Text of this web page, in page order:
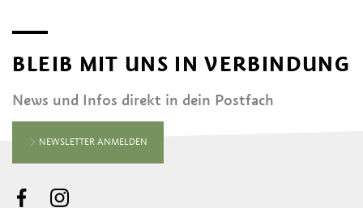
BLEIB MIT UNS IN VERBINDUNG
News und Infos direkt in dein Postfach
NEWSLETTER ANMELDEN